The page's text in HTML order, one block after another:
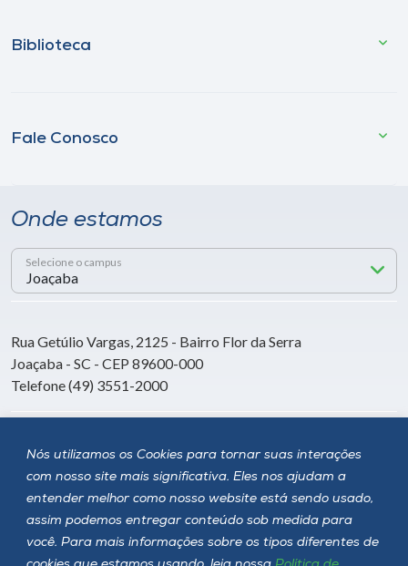
Nós utilizamos os Cookies para tornar suas interações
com nosso site mais significativa. Eles nos ajudam a
entender melhor como nosso website está sendo usado,
assim podemos entregar conteúdo sob medida para
você. Para mais informações sobre os tipos diferentes de
Biblioteca
Fale Conosco
Onde estamos
Selecione o campus
Rua Getúlio Vargas, 2125 - Bairro Flor da Serra
Joaçaba - SC - CEP 89600-000
Telefone (49) 3551-2000
Siga a Unoesc